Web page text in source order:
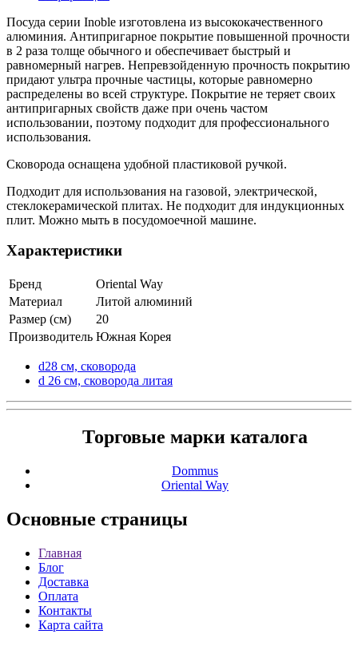
Посуда серии Inoble изготовлена из высококачественного
алюминия. Антипригарное покрытие повышенной прочности
в 2 раза толще обычного и обеспечивает быстрый и
равномерный нагрев. Непревзойденную прочность покрытию
придают ультра прочные частицы, которые равномерно
распределены во всей структуре. Покрытие не теряет своих
антипригарных свойств даже при очень частом
использовании, поэтому подходит для профессионального
использования.
Сковорода оснащена удобной пластиковой ручкой.
Подходит для использования на газовой, электрической,
стеклокерамической плитах. Не подходит для индукционных
плит. Можно мыть в посудомоечной машине.
Характеристики
Бренд
Oriental Way
Материал
Литой алюминий
Размер (см)
20
Производитель Южная Корея
d28 см, сковорода
d 26 см, сковорода литая
Торговые марки каталога
Dommus
Oriental Way
Основные страницы
Главная
Блог
Доставка
Оплата
Контакты
Карта сайта